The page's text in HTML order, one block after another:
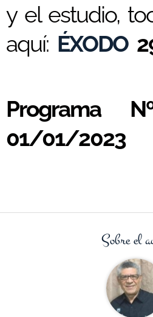
y el estudio,
aquí: ÉXODO
Programa
01/01/2023
Sobre el